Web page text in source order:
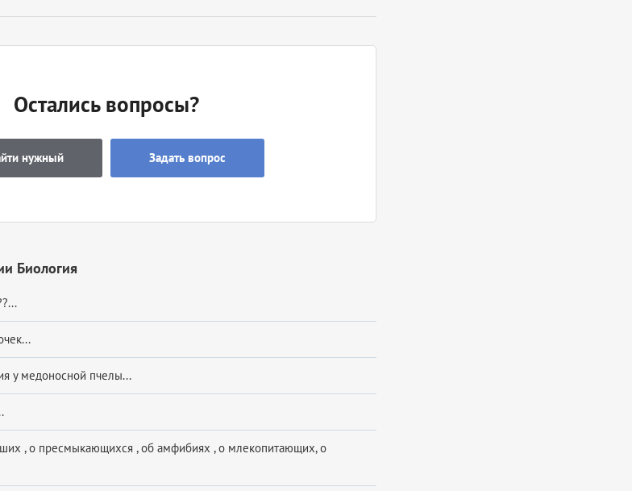
Остались вопросы?
нужный Задать вопрос
Биология
у медоносной пчелы...
, о пресмыкающихся , об амфибиях , о млекопитающих, о